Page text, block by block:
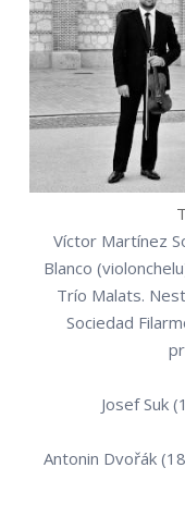
Víctor Martínez
Blanco
Trío Malats.
Sociedad
Josef Suk
Antonin Dvořák